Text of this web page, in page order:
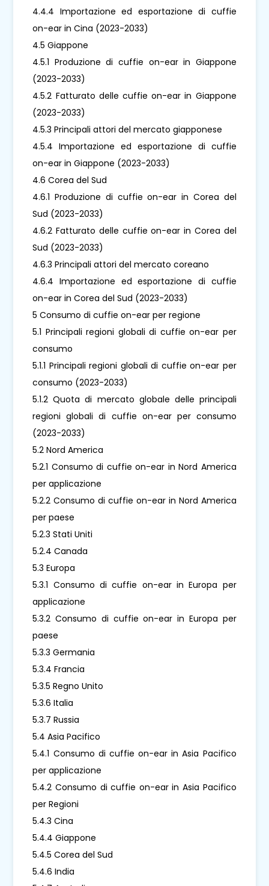
4.4.4 Importazione ed esportazione di cuffie
on-ear in Cina (2023-2033)
4.5 Giappone
4.5.1 Produzione di cuffie on-ear in Giappone
(2023-2033)
4.5.2 Fatturato delle cuffie on-ear in Giappone
(2023-2033)
4.5.3 Principali attori del mercato giapponese
4.5.4 Importazione ed esportazione di cuffie
on-ear in Giappone (2023-2033)
4.6 Corea del Sud
4.6.1 Produzione di cuffie on-ear in Corea del
Sud (2023-2033)
4.6.2 Fatturato delle cuffie on-ear in Corea del
Sud (2023-2033)
4.6.3 Principali attori del mercato coreano
4.6.4 Importazione ed esportazione di cuffie
on-ear in Corea del Sud (2023-2033)
5 Consumo di cuffie on-ear per regione
5.1 Principali regioni globali di cuffie on-ear per
consumo
5.1.1 Principali regioni globali di cuffie on-ear per
consumo (2023-2033)
5.1.2 Quota di mercato globale delle principali
regioni globali di cuffie on-ear per consumo
(2023-2033)
5.2 Nord America
5.2.1 Consumo di cuffie on-ear in Nord America
per applicazione
5.2.2 Consumo di cuffie on-ear in Nord America
per paese
5.2.3 Stati Uniti
5.2.4 Canada
5.3 Europa
5.3.1 Consumo di cuffie on-ear in Europa per
applicazione
5.3.2 Consumo di cuffie on-ear in Europa per
paese
5.3.3 Germania
5.3.4 Francia
5.3.5 Regno Unito
5.3.6 Italia
5.3.7 Russia
5.4 Asia Pacifico
5.4.1 Consumo di cuffie on-ear in Asia Pacifico
per applicazione
5.4.2 Consumo di cuffie on-ear in Asia Pacifico
per Regioni
5.4.3 Cina
5.4.4 Giappone
5.4.5 Corea del Sud
5.4.6 India